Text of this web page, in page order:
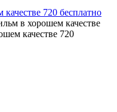
720 бесплатно
в хорошем качестве
качестве 720